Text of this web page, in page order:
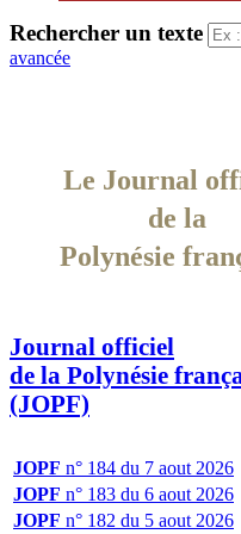
Rechercher un texte
avancée
Le Journal
de la
Polynésie
Journal officiel
de la Polynésie
(JOPF)
JOPF n° 184 du 7 aout 2026
JOPF n° 183 du 6 aout 2026
JOPF n° 182 du 5 aout 2026